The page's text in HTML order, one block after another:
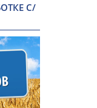
С/